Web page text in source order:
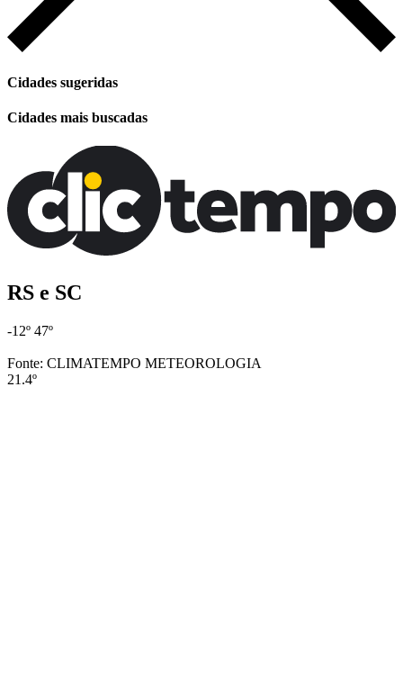
Cidades sugeridas
Cidades mais buscadas
RS e SC
-12º 47º
Fonte: CLIMATEMPO METEOROLOGIA
21.4º